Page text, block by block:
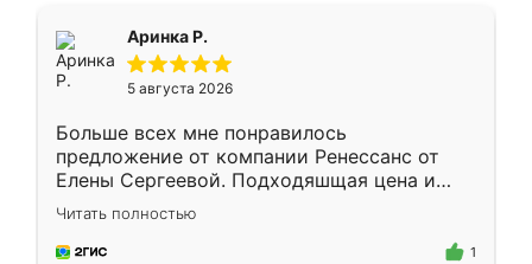
Аринка Р.
5 августа 2026
Больше всех мне понравилось
предложение от компании Ренессанс от
Елены Сергеевой. Подходяшщая цена и
короткие сроки изготовления. Приехавший
для замера сотрудник Владислав
предложил по моему эскизу самый
Читать полностью
1